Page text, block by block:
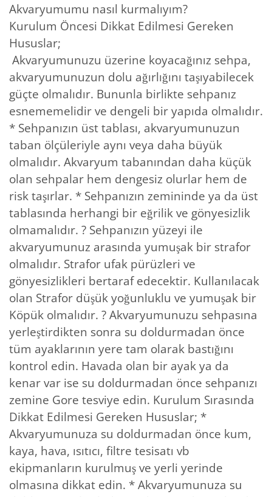
Akvaryumumu nasıl kurmalıyım?
Kurulum Öncesi Dikkat Edilmesi Gereken
Hususlar;
Akvaryumunuzu üzerine koyacağınız sehpa,
akvaryumunuzun dolu ağırlığını taşıyabilecek
güçte olmalıdır. Bununla birlikte sehpanız
esnememelidir ve dengeli bir yapıda olmalıdır.
* Sehpanızın üst tablası, akvaryumunuzun
taban ölçüleriyle aynı veya daha büyük
olmalıdır. Akvaryum tabanından daha küçük
olan sehpalar hem dengesiz olurlar hem de
risk taşırlar. * Sehpanızın zemininde ya da üst
tablasında herhangi bir eğrilik ve gönyesizlik
olmamalıdır. ? Sehpanızın yüzeyi ile
akvaryumunuz arasında yumuşak bir strafor
olmalıdır. Strafor ufak pürüzleri ve
gönyesizlikleri bertaraf edecektir. Kullanılacak
olan Strafor düşük yoğunluklu ve yumuşak bir
Köpük olmalıdır. ? Akvaryumunuzu sehpasına
yerleştirdikten sonra su doldurmadan önce
tüm ayaklarının yere tam olarak bastığını
kontrol edin. Havada olan bir ayak ya da
kenar var ise su doldurmadan önce sehpanızı
zemine Gore tesviye edin. Kurulum Sırasında
Dikkat Edilmesi Gereken Hususlar; *
Akvaryumunuza su doldurmadan önce kum,
kaya, hava, ısıtıcı, filtre tesisatı vb
ekipmanların kurulmuş ve yerli yerinde
olmasına dikkat edin. * Akvaryumunuza su